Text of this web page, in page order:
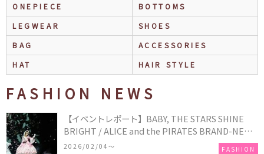
ONEPIECE
BOTTOMS
LEGWEAR
SHOES
BAG
ACCESSORIES
HAT
HAIR STYLE
FASHION NEWS
【イベントレポート】BABY, THE STARS SHINE
BRIGHT / ALICE and the PIRATES BRAND-NEW
COLLECTION in TOKYO
2026/02/04〜 FASHION